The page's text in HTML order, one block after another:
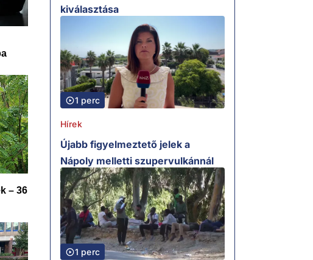
kiválasztása
1 perc
Hírek
Újabb figyelmeztető jelek a
Nápoly melletti szupervulkánnál
1 perc